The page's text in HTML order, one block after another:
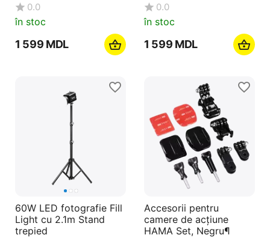
0.0
în stoc
1 599 MDL
0.0
în stoc
1 599 MDL
60W LED fotografie Fill
Light cu 2.1m Stand
trepied
Accesorii pentru
camere de acțiune
HAMA Set, Negru¶